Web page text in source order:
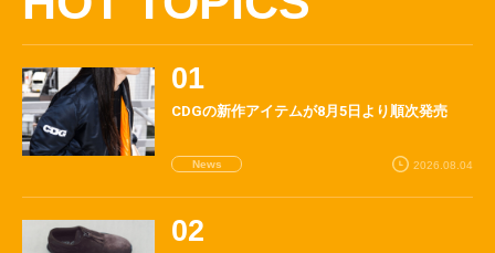
CDGの新作アイテムが8月5日より順次発売
News 2026.08.04